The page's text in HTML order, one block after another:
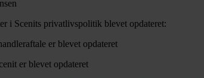
i Scenits privatlivspolitik blevet opdateret:
er blevet opdateret
er blevet opdateret